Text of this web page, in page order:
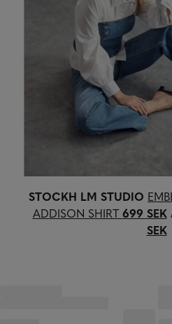
STOCKH LM STUDIO
ADDISON SHIRT699 SEK
SEK